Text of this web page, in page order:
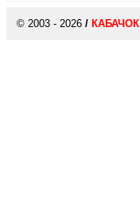
© 2003 - 2026 / КАБАЧОК